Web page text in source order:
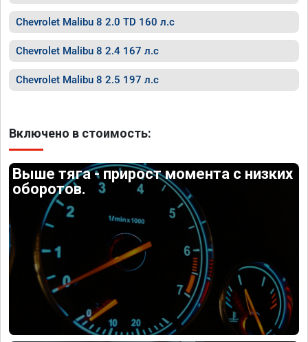
Chevrolet Malibu 8 2.0 TD 160 л.с
Chevrolet Malibu 8 2.4 167 л.с
Chevrolet Malibu 8 2.5 197 л.с
Включено в стоимость:
Выше тяга - прирост момента с низких
оборотов.